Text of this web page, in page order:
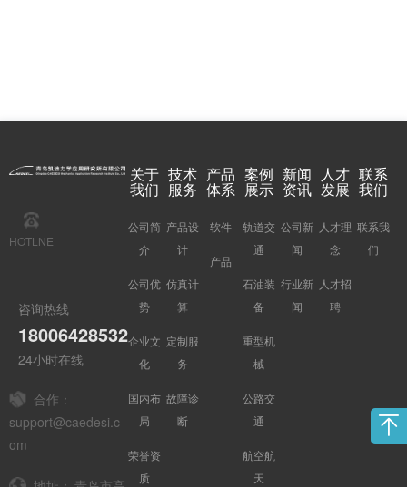
HOTLNE
咨询热线
18006428532
24小时在线
合作：
support@caedesi.c
om
关于
我们
公司简
介
公司优
势
企业文
化
国内布
局
荣誉资
质
技术
服务
产品设
计
仿真计
算
定制服
务
故障诊
断
产品
体系
软件
产品
案例
展示
轨道交
通
石油装
备
重型机
械
公路交
通
航空航
天
新闻
资讯
公司新
闻
行业新
闻
人才
发展
人才理
念
人才招
聘
联系
我们
联系我
们